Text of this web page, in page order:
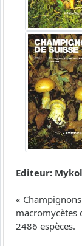
Editeur:
«
macromycètes
2486 espèces.